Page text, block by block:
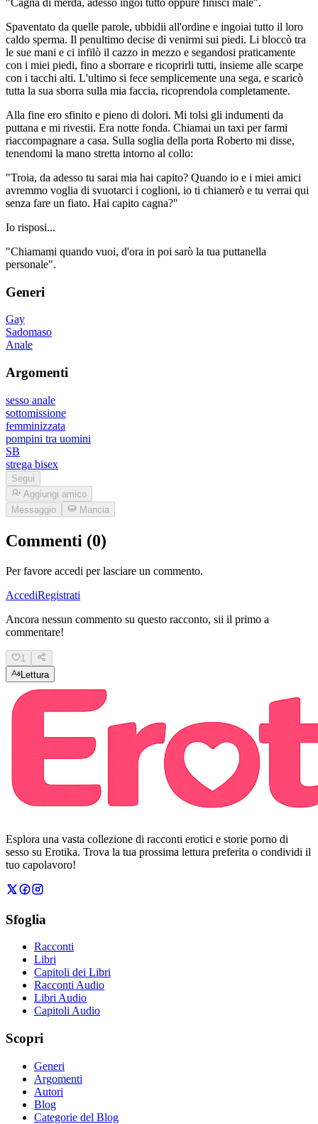
Spaventato da quelle parole, ubbidii all'ordine e ingoiai tutto il loro
caldo sperma. Il penultimo decise di venirmi sui piedi. Li bloccò tra
le sue mani e ci infilò il cazzo in mezzo e segandosi praticamente
con i miei piedi, fino a sborrare e ricoprirli tutti, insieme alle scarpe
con i tacchi alti. L'ultimo si fece semplicemente una sega, e scaricò
tutta la sua sborra sulla mia faccia, ricoprendola completamente.
Alla fine ero sfinito e pieno di dolori. Mi tolsi gli indumenti da
puttana e mi rivestii. Era notte fonda. Chiamai un taxi per farmi
riaccompagnare a casa. Sulla soglia della porta Roberto mi disse,
tenendomi la mano stretta intorno al collo:
"Troia, da adesso tu sarai mia hai capito? Quando io e i miei amici
avremmo voglia di svuotarci i coglioni, io ti chiamerò e tu verrai qui
senza fare un fiato. Hai capito cagna?"
Io risposi...
"Chiamami quando vuoi, d'ora in poi sarò la tua puttanella
personale".
Generi
Gay
Sadomaso
Anale
Argomenti
sesso anale
sottomissione
femminizzata
pompini tra uomini
SB
strega bisex
Segui
Aggiungi amico
Messaggio
Mancia
Commenti (0)
Per favore accedi per lasciare un commento.
AccediRegistrati
Ancora nessun commento su questo racconto, sii il primo a
commentare!
1
Lettura
Esplora una vasta collezione di racconti erotici e storie porno di
sesso su Erotika. Trova la tua prossima lettura preferita o condividi il
tuo capolavoro!
Sfoglia
Racconti
Libri
Capitoli dei Libri
Racconti Audio
Libri Audio
Capitoli Audio
Scopri
Generi
Argomenti
Autori
Blog
Categorie del Blog